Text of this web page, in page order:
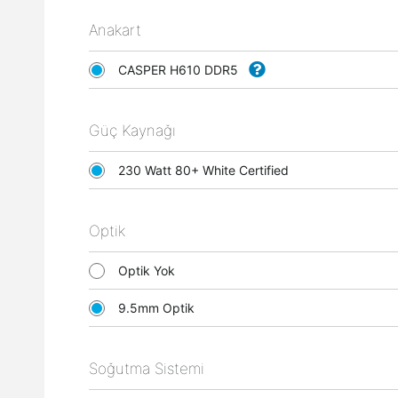
Anakart
CASPER H610 DDR5
Güç Kaynağı
230 Watt 80+ White Certified
Optik
Optik Yok
9.5mm Optik
Soğutma Sistemi